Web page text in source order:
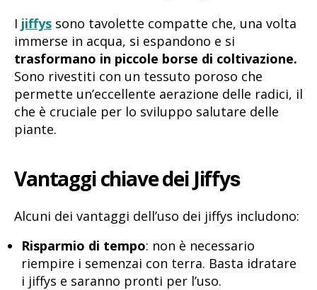
I jiffys sono tavolette compatte che, una volta
immerse in acqua, si espandono e si
trasformano in piccole borse di coltivazione.
Sono rivestiti con un tessuto poroso che
permette un’eccellente aerazione delle radici, il
che è cruciale per lo sviluppo salutare delle
piante.
Vantaggi chiave dei Jiffys
Alcuni dei vantaggi dell’uso dei jiffys includono:
Risparmio di tempo: non è necessario
riempire i semenzai con terra. Basta idratare
i jiffys e saranno pronti per l’uso.